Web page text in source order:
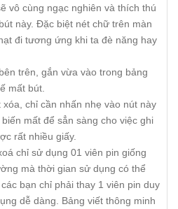
vô cùng ngạc nghiên và thích thú
này. Đặc biệt nét chữ trên màn
đi tương ứng khi ta đè năng hay
trên, gắn vừa vào trong bảng
mất bút.
chỉ cần nhấn nhẹ vào nút này
mất để sẳn sàng cho việc ghi
rất nhiều giấy.
chỉ sử dụng 01 viên pin giống
mà thời gian sử dụng có thể
bạn chỉ phải thay 1 viên pin duy
dễ dàng. Bảng viết thông minh